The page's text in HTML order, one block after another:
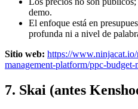
demo.
El enfoque está en
profunda ni a nivel de
Sitio web: https://
management-platform/ppc-budget-
7. Skai (antes